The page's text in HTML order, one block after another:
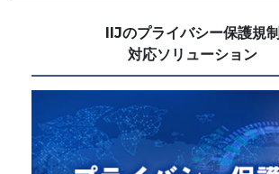
IIJのプライバシー保護規制
対応ソリューション